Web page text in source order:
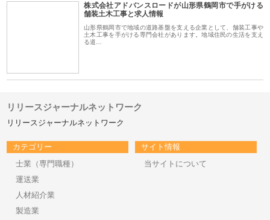
株式会社アドバンスロードが山形県鶴岡市で手がける
舗装土木工事と求人情報
山形県鶴岡市で地域の道路基盤を支える企業として、舗装工事や
土木工事を手がける専門会社があります。地域住民の生活を支え
る道…
リリースジャーナルネットワーク
リリースジャーナルネットワーク
カテゴリー
士業（専門職種）
運送業
人材紹介業
製造業
サイト情報
当サイトについて